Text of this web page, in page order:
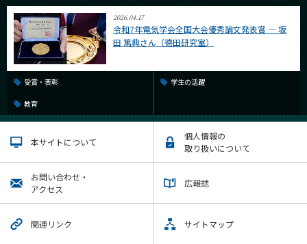
2026.04.17
令和7年電気学会全国大会優秀論文発表賞 ― 坂
田 篤典さん（德田研究室）
受賞・表彰 学生の活躍
教育
本サイトについて
個人情報の
取り扱いについて
お問い合わせ・
アクセス
広報誌
関連リンク サイトマップ